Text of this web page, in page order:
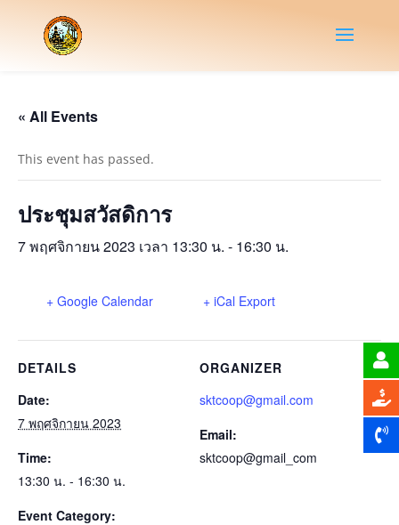
« All Events
This event has passed.
ประชุมสวัสดิการ
7 พฤศจิกายน 2023 เวลา 13:30 น. - 16:30 น.
+ Google Calendar + iCal Export
DETAILS
Date:
7 พฤศจิกายน 2023
Time:
13:30 น. - 16:30 น.
Event Category:
ORGANIZER
sktcoop@gmail.com
Email:
sktcoop@gmail_com